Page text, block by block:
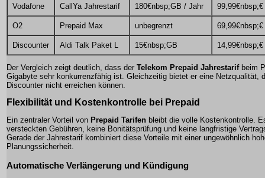
Vodafone CallYa Jahrestarif 180€nbsp;GB / Jahr 99,99€nbsp;€
O2 Prepaid Max unbegrenzt
Discounter Aldi Talk Paket L 15€nbsp;GB 14,99€nbsp;€
Der Vergleich zeigt deutlich, dass der Telekom Prepaid Jahrestarifbeim
Gigabyte sehr konkurrenzfähig ist. Gleichzeitig bietet er eine Netzqualität,
Discounter nicht erreichen können.
Flexibilität und Kostenkontrolle bei Prepaid
Ein zentraler Vorteil von Prepaid Tarifen bleibt die volle Kostenkontrolle.
versteckten Gebühren, keine Bonitätsprüfung und keine langfristige
Gerade der Jahrestarif kombiniert diese Vorteile mit einer ungewöhnlich
Planungssicherheit.
Automatische Verlängerung und Kündigung